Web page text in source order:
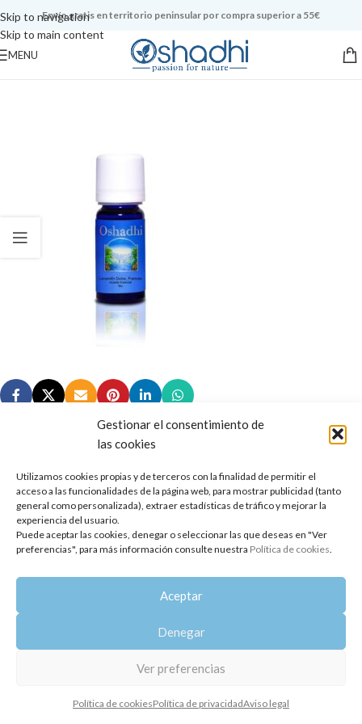
Gestionar el consentimiento de
las cookies
Utilizamos cookies propias y de terceros con la finalidad de permitir el
acceso a las funcionalidades de la página web, para mostrar publicidad (tanto
general como personalizada), extraer estadísticas de tráfico y mejorar la
experiencia del usuario.
Puede aceptar las cookies, denegar o seleccionar las que deseas en "Ver
preferencias", para más información consulte nuestra Política de cookies.
Aceptar
Denegar
Ver preferencias
Política de cookiesPolítica de privacidadAviso legal
Skip to navigation
Skip to main content
Envío gratis en territorio peninsular por compra superior a 55€
MENU
Copyright 2014-2025 Oshadhi España
Todos los derechos reservados.
Política de privacidad | Aviso legal | Política de cookies